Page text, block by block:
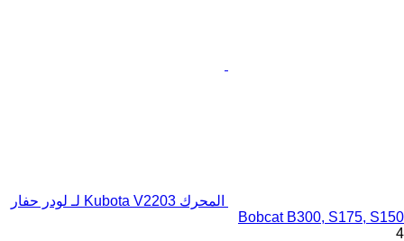
المحرك Kubota V2203 لـ لودر حفار
Bobcat B300, S175, S150
4